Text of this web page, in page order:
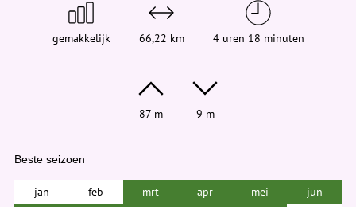
e
gemakkelijk 66,22 km 4 uren 18 minuten
87 m 9 m
Beste seizoen
jan feb mrt apr mei
jun